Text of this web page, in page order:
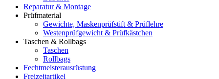
Reparatur & Montage
Prüfmaterial
Gewichte, Maskenprüfstift & Prüflehre
Westenprüfgewicht & Prüfkästchen
Taschen & Rollbags
Taschen
Rollbags
Fechtmeisterausrüstung
Freizeitartikel